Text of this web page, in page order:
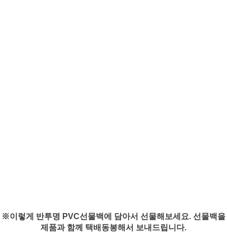
※이렇게 반투명 PVC선물백에 담아서 선물해보세요. 선물백을
제품과 함께 택배동봉해서 보내드립니다.